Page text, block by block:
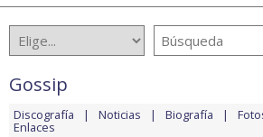
Gossip
Discografía Noticias Biografía
Enlaces